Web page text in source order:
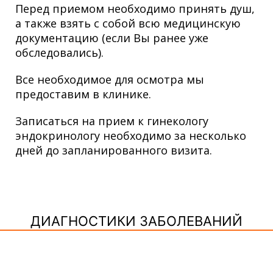
Перед приемом необходимо принять душ,
а также взять с собой всю медицинскую
документацию (если Вы ранее уже
обследовались).
Все необходимое для осмотра мы
предоставим в клинике.
Записаться на прием к гинекологу
эндокринологу необходимо за несколько
дней до запланированного визита.
ДИАГНОСТИКИ ЗАБОЛЕВАНИЙ